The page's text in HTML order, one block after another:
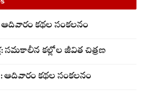
ఆదివారం కథల సంకలనం
సమకాలీన కల్లోల జీవిత చిత్రణ
: ఆదివారం కథల సంకలనం